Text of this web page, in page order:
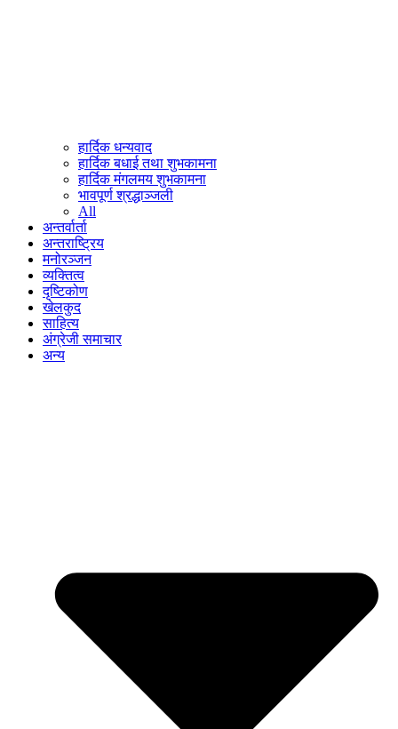
हार्दिक धन्यवाद
हार्दिक बधाई तथा शुभकामना
हार्दिक मंगलमय शुभकामना
भावपूर्ण श्रद्धाञ्जली
All
अन्तर्वार्ता
अन्तराष्ट्रिय
मनोरञ्जन
व्यक्तित्व
दृष्टिकोण
खेलकुद
साहित्य
अंग्रेजी समाचार
अन्य